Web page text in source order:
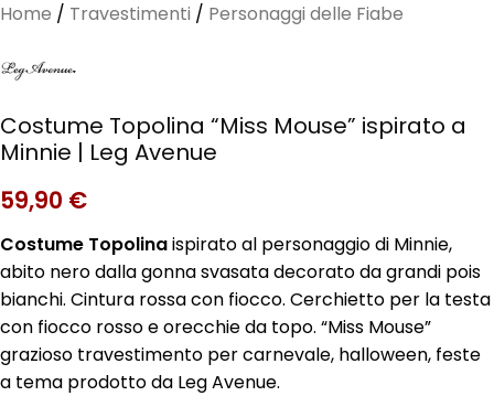
Home / Travestimenti / Personaggi delle Fiabe
Costume Topolina “Miss Mouse” ispirato a
Minnie | Leg Avenue
59,90 €
Costume Topolinaispirato al personaggio di Minnie,
abito nero dalla gonna svasata decorato da grandi pois
bianchi. Cintura rossa con fiocco. Cerchietto per la testa
con fiocco rosso e orecchie da topo. “Miss Mouse”
grazioso travestimento per carnevale, halloween, feste
a tema prodotto da Leg Avenue.